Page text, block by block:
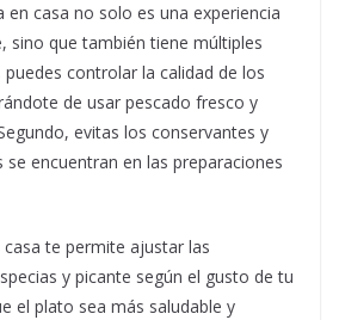
en casa no solo es una experiencia
sino que también tiene múltiples
controlar la calidad de los
de usar pescado fresco y
evitas los conservantes y
se encuentran en las preparaciones
te permite ajustar las
y picante según el gusto de tu
el plato sea más saludable y